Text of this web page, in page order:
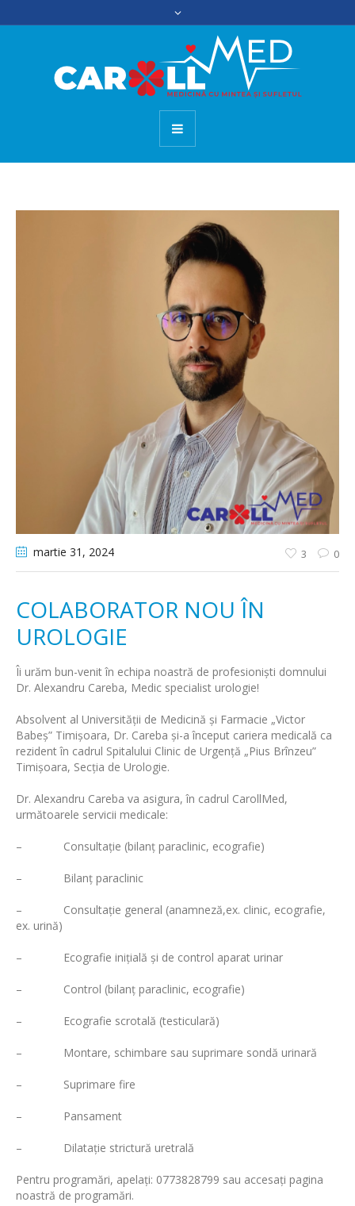
martie 31 , 2024 3 0
COLABORATOR NOU ÎN
UROLOGIE
Îi urăm bun-venit în echipa noastră de profesionişti domnului
Dr. Alexandru Careba, Medic specialist urologie!
Absolvent al Universităţii de Medicină și Farmacie „Victor
Babeș” Timişoara, Dr. Careba şi-a început cariera medicală ca
rezident în cadrul Spitalului Clinic de Urgenţă „Pius Brînzeu”
Timişoara, Secţia de Urologie.
Dr. Alexandru Careba va asigura, în cadrul CarollMed,
următoarele servicii medicale:
– Consultaţie (bilanț paraclinic, ecografie)
– Bilanț paraclinic
– Consultație general (anamneză,ex. clinic, ecografie,
ex. urină)
– Ecografie inițială şi de control aparat urinar
– Control (bilanț paraclinic, ecografie)
– Ecografie scrotală (testiculară)
– Montare, schimbare sau suprimare sondă urinară
– Suprimare fire
– Pansament
– Dilatație strictură uretrală
Pentru programări, apelaţi: 0773828799 sau accesați pagina
noastră de programări.